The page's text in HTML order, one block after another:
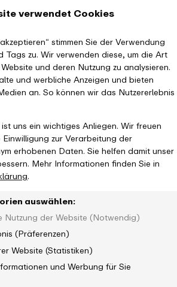
verwendet Cookies
stimmen Sie der Verwendung
Tags zu. Wir verwenden diese, um die Art
und deren Nutzung zu analysieren.
und werbliche Anzeigen und bieten
an. So können wir das Nutzererlebnis
uns ein wichtiges Anliegen. Wir freuen
zur Verarbeitung der
erhobenen Daten. Sie helfen damit unser
Mehr Informationen finden Sie in
.
auswählen:
Nutzung der Website (Notwendig)
(Präferenzen)
Website (Statistiken)
und Werbung für Sie
Baustellen im
Leichte
Newsroom
eine Nacht in der Metropole Ruhr: Die